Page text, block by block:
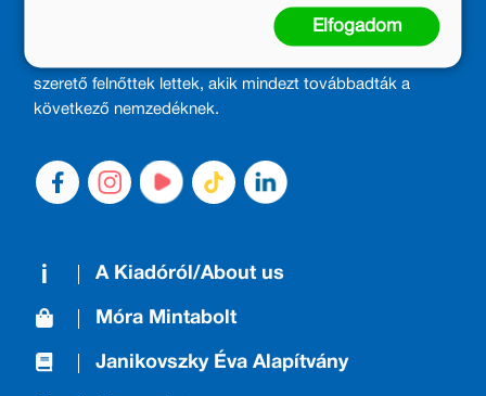
Kiadónk generációkat ajándékozott és ajándékoz meg az
szerető felnőttek lettek, akik mindezt továbbadták a
következő nemzedéknek.
A Kiadóról/About us
Móra Mintabolt
Janikovszky Éva Alapítvány
Elfogadom